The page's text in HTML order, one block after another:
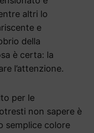
altri lo
e
della
è certa: la
l’attenzione.
per le
non sapere è
semplice colore